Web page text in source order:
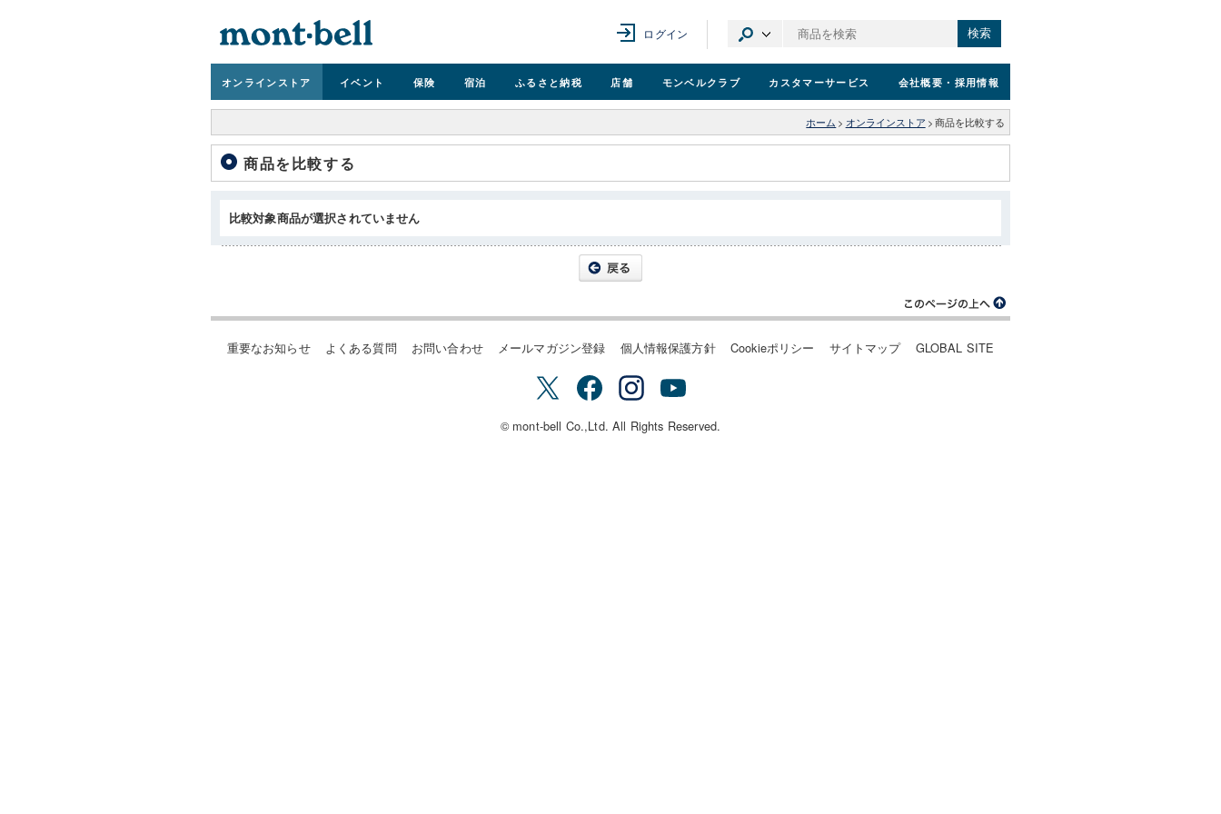
ログイン 検索
オンラインストア イベント 保険 宿泊 ふるさと納税 店舗 モンベルクラブ カスタマーサービス 会社概要 ・採用情報
ホーム > オンラインストア > 商品を比較する
商品を比較する
比較対象商品が選択されていません
重要なお知らせ よくある質問 お問い合わせ メールマガジン登録 個人情報保護方針 Cookieポリシー サイトマップ GLOBAL SITE
© mont-bell Co.,Ltd. All Rights Reserved.